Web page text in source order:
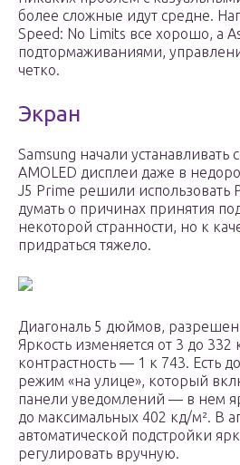
более сложные идут средне.
Speed: No Limits все хорошо, а
подтормаживаниями,
четко.
Экран
Samsung начали устанавливать
AMOLED дисплеи даже в
J5 Prime решили использовать
думать о причинах принятия
некоторой странности, но к
придраться тяжело.
Диагональ 5 дюймов,
Яркость изменяется от 3 до
контрастность — 1 к 743. Есть
режим «на улице», который
панели уведомлений — в нем
до максимальных 402 кд/м². В
автоматической подстройки
регулировать вручную.